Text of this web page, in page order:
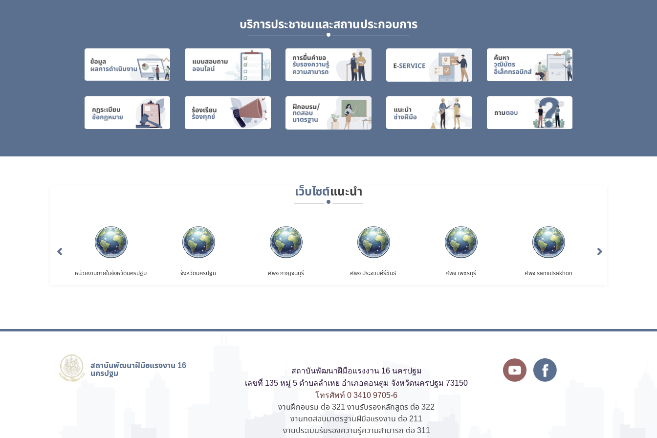
บริการประชาชนและสถานประกอบการ
เว็บไซต์แนะนำ
หน่วยงานภายในจังหวัดนครปฐม จังหวัดนครปฐม ศพจ.กาญจนบุรี ศพจ.ประจวบคีรีขันธ์ ศพจ.เพชรบุรี ศพจ.samutsakhon
สถาบันพัฒนาฝีมือแรงงาน 16
นครปฐม
สถาบันพัฒนาฝีมือแรงงาน 16 นครปฐม
เลขที่ 135 หมู่ 5 ตำบลลำเหย อำเภอดอนตูม จังหวัดนครปฐม 73150
โทรศัพท์ 0 3410 9705-6
งานฝึกอบรม ต่อ 321 งานรับรองหลักสูตร ต่อ 322
งานทดสอบมาตรฐานฝีมือแรงงาน ต่อ 211
งานประเมินรับรองความรู้ความสามารถ ต่อ 311